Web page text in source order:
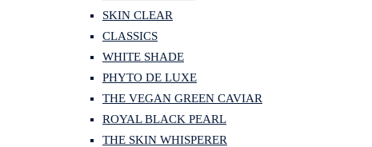
SKIN CLEAR
CLASSICS
WHITE SHADE
PHYTO DE LUXE
THE VEGAN GREEN CAVIAR
ROYAL BLACK PEARL
THE SKIN WHISPERER